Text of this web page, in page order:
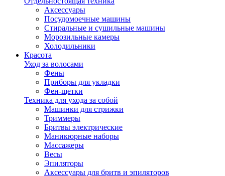
Аксессуары
Посудомоечные машины
Стиральные и сушильные машины
Морозильные камеры
Холодильники
Красота
Уход за волосами
Фены
Приборы для укладки
Фен-щетки
Техника для ухода за собой
Машинки для стрижки
Триммеры
Бритвы электрические
Маникюрные наборы
Массажеры
Весы
Эпиляторы
Аксессуары для бритв и эпиляторов